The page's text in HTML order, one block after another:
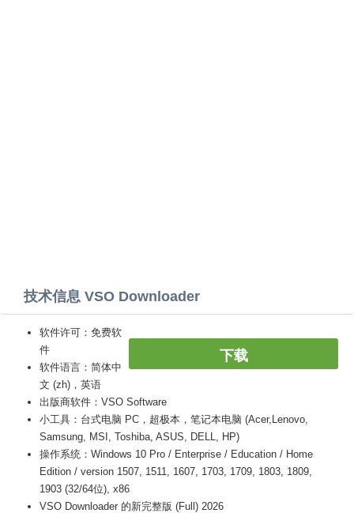
技术信息 VSO Downloader
下载
软件许可：免费软
件
软件语言：简体中
文 (zh)，英语
出版商软件：VSO Software
小工具：台式电脑 PC，超极本，笔记本电脑 (Acer,Lenovo,
Samsung, MSI, Toshiba, ASUS, DELL, HP)
操作系统：Windows 10 Pro / Enterprise / Education / Home
Edition / version 1507, 1511, 1607, 1703, 1709, 1803, 1809,
1903 (32/64位), x86
VSO Downloader 的新完整版 (Full) 2026